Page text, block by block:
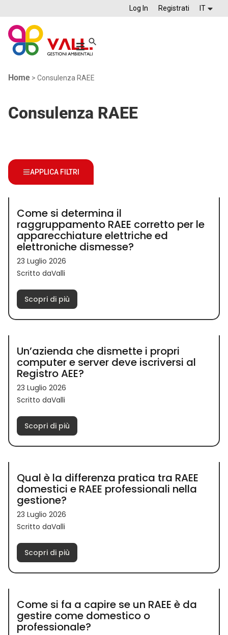
Log In Registrati IT
Home > Consulenza RAEE
Consulenza RAEE
APPLICA FILTRI
Come si determina il
raggruppamento RAEE corretto per le
apparecchiature elettriche ed
elettroniche dismesse?
23 Luglio 2026
Scritto daValli
Scopri di più
Un’azienda che dismette i propri
computer e server deve iscriversi al
Registro AEE?
23 Luglio 2026
Scritto daValli
Scopri di più
Qual è la differenza pratica tra RAEE
domestici e RAEE professionali nella
gestione?
23 Luglio 2026
Scritto daValli
Scopri di più
Come si fa a capire se un RAEE è da
gestire come domestico o
professionale?